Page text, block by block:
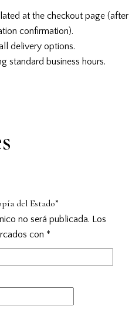
at the checkout page (after
confirmation).
delivery options.
standard business hours.
del Estado”
no será publicada. Los
con *